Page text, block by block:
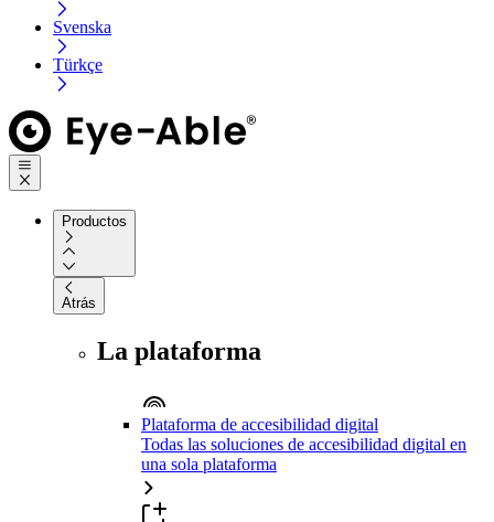
Svenska
Türkçe
Productos
Atrás
La plataforma
Plataforma de accesibilidad digital
Todas las soluciones de accesibilidad digital en
una sola plataforma